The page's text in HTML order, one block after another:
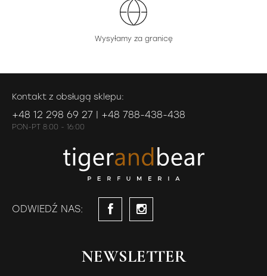
Wysyłamy za granicę
Kontakt z obsługą sklepu:
+48 12 298 69 27 | +48 788-438-438
PON-PT 8:00 - 16:00
ODWIEDŹ NAS:
NEWSLETTER